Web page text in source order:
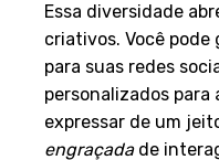
Essa diversidade
criativos. Você
para suas redes
personalizados para
expressar de um
engraçadade